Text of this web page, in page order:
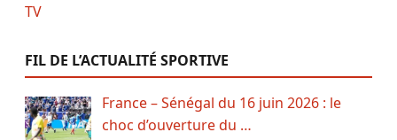
FIL DE L’ACTUALITÉ SPORTIVE
France – Sénégal du 16 juin 2026 : le
choc d’ouverture du …